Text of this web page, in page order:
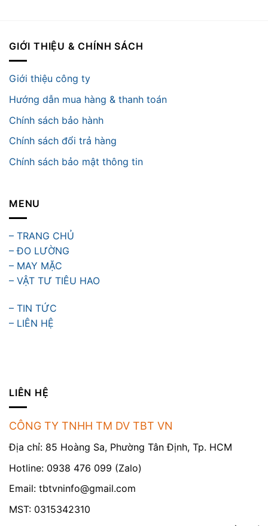
GIỚI THIỆU & CHÍNH SÁCH
Giới thiệu công ty
Hướng dẫn mua hàng & thanh toán
Chính sách bảo hành
Chính sách đổi trả hàng
Chính sách bảo mật thông tin
MENU
– TRANG CHỦ
– ĐO LƯỜNG
– MAY MẶC
– VẬT TƯ TIÊU HAO
– TIN TỨC
– LIÊN HỆ
LIÊN HỆ
CÔNG TY TNHH TM DV TBT VN
Địa chỉ: 85 Hoàng Sa, Phường Tân Định, Tp. HCM
Hotline: 0938 476 099 (Zalo)
Email: tbtvninfo@gmail.com
MST: 0315342310